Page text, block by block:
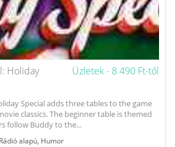
Üzletek - 8 490 Ft-tól
Holiday
Special adds three tables to the game
classics. The beginner table is themed
follow Buddy to the...
alapú, Humor